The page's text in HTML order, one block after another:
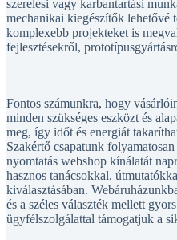
szerelési vagy karbantartási
mechanikai kiegészítők lehetővé
komplexebb projekteket is
fejlesztésekről,
Fontos számunkra, hogy
minden szükséges eszközt és
meg, így időt és energiát
Szakértő csapatunk
nyomtatás webshop kínálatát
hasznos tanácsokkal,
kiválasztásában.
és a széles választék mellett
ügyfélszolgálattal támogatjuk a